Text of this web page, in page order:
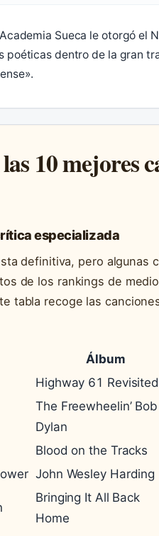
Academia Sueca le otorgó el
poéticas dentro de la gran
10 mejores
especializada
definitiva, pero algunas
de los rankings de
tabla recoge las
Álbum
Highway 61 Revisited
The Freewheelin’ Bob
Dylan
Blood on the Tracks
John Wesley Harding
Bringing It All Back
Home